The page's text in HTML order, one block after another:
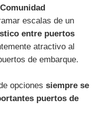
Comunidad
escalas de un
entre puertos
atractivo al
de embarque.
opciones siempre se
puertos de